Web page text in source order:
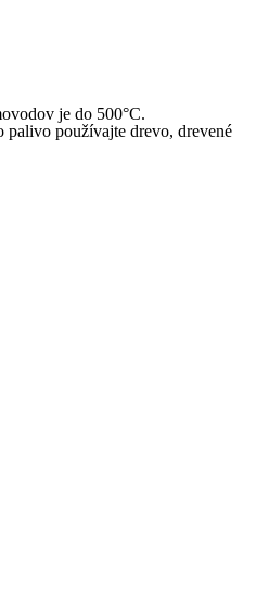
je do 500°C.
používajte drevo, drevené